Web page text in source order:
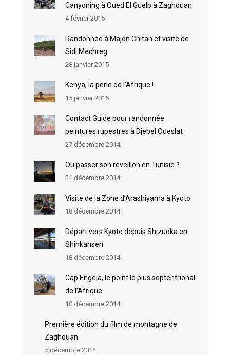
Canyoning à Oued El Guelb à Zaghouan
4 février 2015
Randonnée à Majen Chitan et visite de
Sidi Mechreg
28 janvier 2015
Kenya, la perle de l’Afrique !
15 janvier 2015
Contact Guide pour randonnée
peintures rupestres à Djebel Oueslat
27 décembre 2014
Ou passer son réveillon en Tunisie ?
21 décembre 2014
Visite de la Zone d’Arashiyama à Kyoto
18 décembre 2014
Départ vers Kyoto depuis Shizuoka en
Shinkansen
18 décembre 2014
Cap Engela, le point le plus septentrional
de l’Afrique
10 décembre 2014
Première édition du film de montagne de
Zaghouan
5 décembre 2014